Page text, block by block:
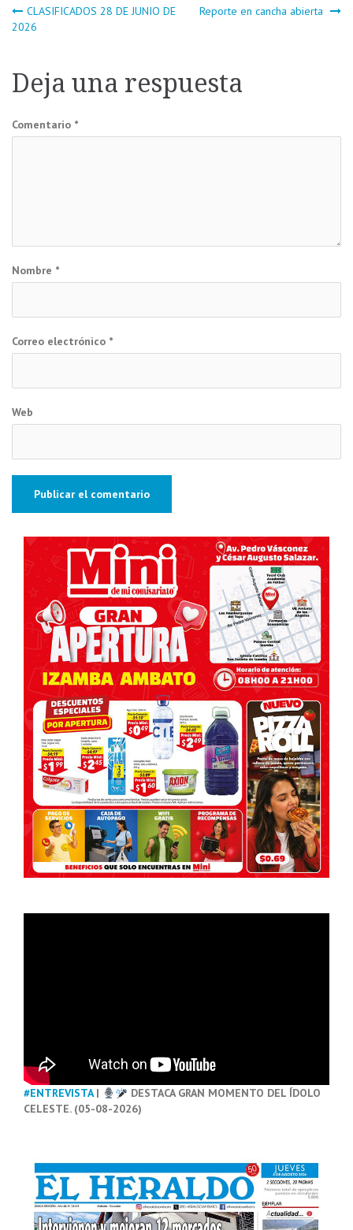
Navegación
entradas
CLASIFICADOS 28 DE JUNIO DE
2026
Reporte en cancha abierta
Deja una respuesta
Comentario *
Nombre *
Correo electrónico *
Web
#ENTREVISTA|
DESTACA GRAN MOMENTO DEL ÍDOLO
CELESTE. (05-08-2026)